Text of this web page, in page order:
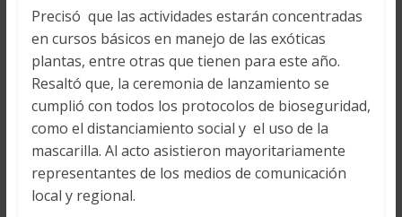
Precisó que las actividades estarán concentradas
en cursos básicos en manejo de las exóticas
plantas, entre otras que tienen para este año.
Resaltó que, la ceremonia de lanzamiento se
cumplió con todos los protocolos de bioseguridad,
como el distanciamiento social y el uso de la
mascarilla. Al acto asistieron mayoritariamente
representantes de los medios de comunicación
local y regional.